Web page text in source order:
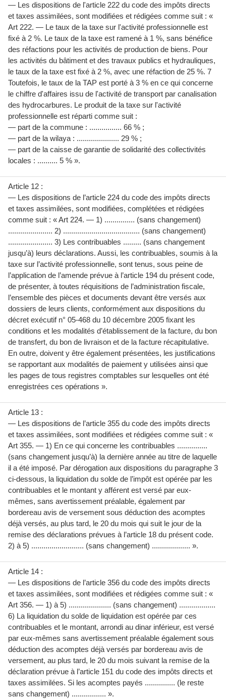
— Les dispositions de l'article 222 du code des impôts directs
et taxes assimilées, sont modifiées et rédigées comme suit : «
Art 222. — Le taux de la taxe sur l'activité professionnelle est
fixé à 2 %. Le taux de la taxe est ramené à 1 %, sans bénéfice
des réfactions pour les activités de production de biens. Pour
les activités du bâtiment et des travaux publics et hydrauliques,
le taux de la taxe est fixé à 2 %, avec une réfaction de 25 %. 7
Toutefois, le taux de la TAP est porté à 3 % en ce qui concerne
le chiffre d'affaires issu de l'activité de transport par canalisation
des hydrocarbures. Le produit de la taxe sur l'activité
professionnelle est réparti comme suit :
— part de la commune : ................ 66 % ;
— part de la wilaya : ..................... 29 % ;
— part de la caisse de garantie de solidarité des collectivités
locales : .......... 5 % ».
Article 12 :
— Les dispositions de l’article 224 du code des impôts directs
et taxes assimilées, sont modifiées, complétées et rédigées
comme suit : « Art 224. — 1) ............... (sans changement)
...................... 2) ...................................... (sans changement)
...................... 3) Les contribuables ......... (sans changement
jusqu’à) leurs déclarations. Aussi, les contribuables, soumis à la
taxe sur l’activité professionnelle, sont tenus, sous peine de
l’application de l’amende prévue à l’article 194 du présent code,
de présenter, à toutes réquisitions de l’administration fiscale,
l’ensemble des pièces et documents devant être versés aux
dossiers de leurs clients, conformément aux dispositions du
décret exécutif n° 05-468 du 10 décembre 2005 fixant les
conditions et les modalités d’établissement de la facture, du bon
de transfert, du bon de livraison et de la facture récapitulative.
En outre, doivent y être également présentées, les justifications
se rapportant aux modalités de paiement y utilisées ainsi que
les pages de tous registres comptables sur lesquelles ont été
enregistrées ces opérations ».
Article 13 :
— Les dispositions de l’article 355 du code des impôts directs
et taxes assimilées, sont modifiées et rédigées comme suit : «
Art 355. — 1) En ce qui concerne les contribuables ...............
(sans changement jusqu’à) la dernière année au titre de laquelle
il a été imposé. Par dérogation aux dispositions du paragraphe 3
ci-dessous, la liquidation du solde de l’impôt est opérée par les
contribuables et le montant y afférent est versé par eux-
mêmes, sans avertissement préalable, également par
bordereau avis de versement sous déduction des acomptes
déjà versés, au plus tard, le 20 du mois qui suit le jour de la
remise des déclarations prévues à l’article 18 du présent code.
2) à 5) .......................... (sans changement) ................... ».
Article 14 :
— Les dispositions de l’article 356 du code des impôts directs
et taxes assimilées, sont modifiées et rédigées comme suit : «
Art 356. — 1) à 5) ..................... (sans changement) ..................
6) La liquidation du solde de liquidation est opérée par ces
contribuables et le montant, arrondi au dinar inférieur, est versé
par eux-mêmes sans avertissement préalable également sous
déduction des acomptes déjà versés par bordereau avis de
versement, au plus tard, le 20 du mois suivant la remise de la
déclaration prévue à l’article 151 du code des impôts directs et
taxes assimilées. Si les acomptes payés ............... (le reste
sans changement) ................. ».